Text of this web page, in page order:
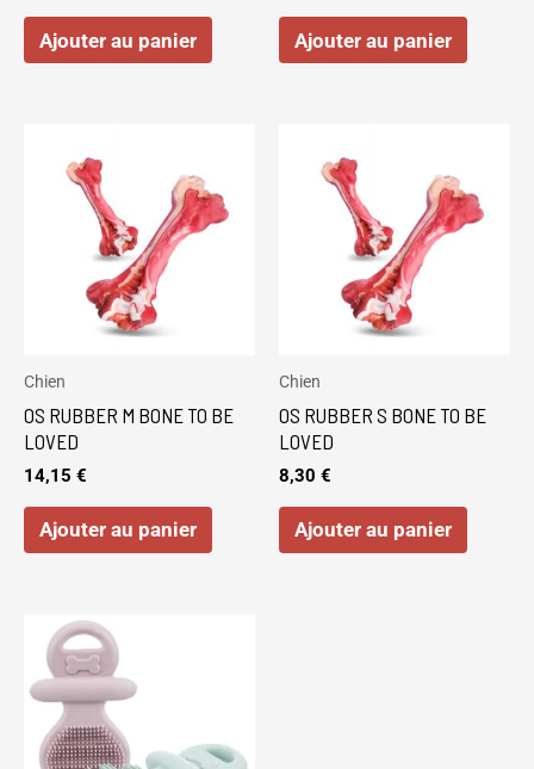
Ajouter au panier Ajouter au panier
Chien
OS RUBBER M BONE TO BE
LOVED
14,15 €
Ajouter au panier
Chien
OS RUBBER S BONE TO BE
LOVED
8,30 €
Ajouter au panier